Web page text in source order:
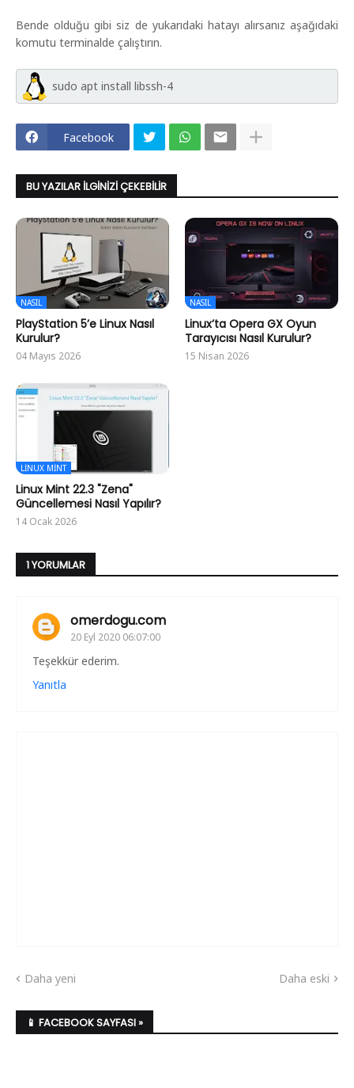
Bende olduğu gibi siz de yukarıdaki hatayı alırsanız aşağıdaki
komutu terminalde çalıştırın.
sudo apt install libssh-4
Facebook
BU YAZILAR İLGINIZI ÇEKEBILIR
NASIL
PlayStation 5’e Linux Nasıl
Kurulur?
04 Mayıs 2026
NASIL
Linux’ta Opera GX Oyun
Tarayıcısı Nasıl Kurulur?
15 Nisan 2026
LINUX MINT
Linux Mint 22.3 "Zena"
Güncellemesi Nasıl Yapılır?
14 Ocak 2026
1 YORUMLAR
omerdogu.com
20 Eyl 2020 06:07:00
Teşekkür ederim.
Yanıtla
Daha yeni Daha eski
📱 FACEBOOK SAYFASI »